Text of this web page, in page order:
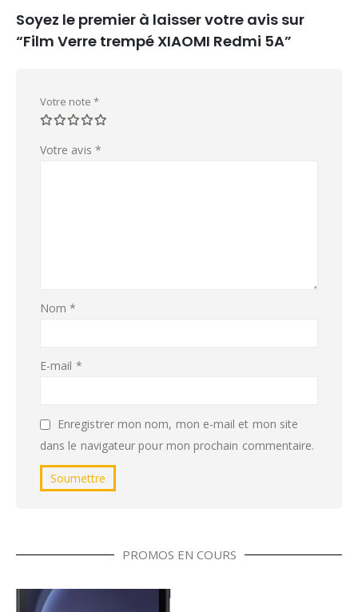
Soyez le premier à laisser votre avis sur
“Film Verre trempé XIAOMI Redmi 5A”
Votre note *
Votre avis *
Nom*
E-mail *
Enregistrer mon nom, mon e-mail et mon site
dans le navigateur pour mon prochain commentaire.
PROMOS EN COURS